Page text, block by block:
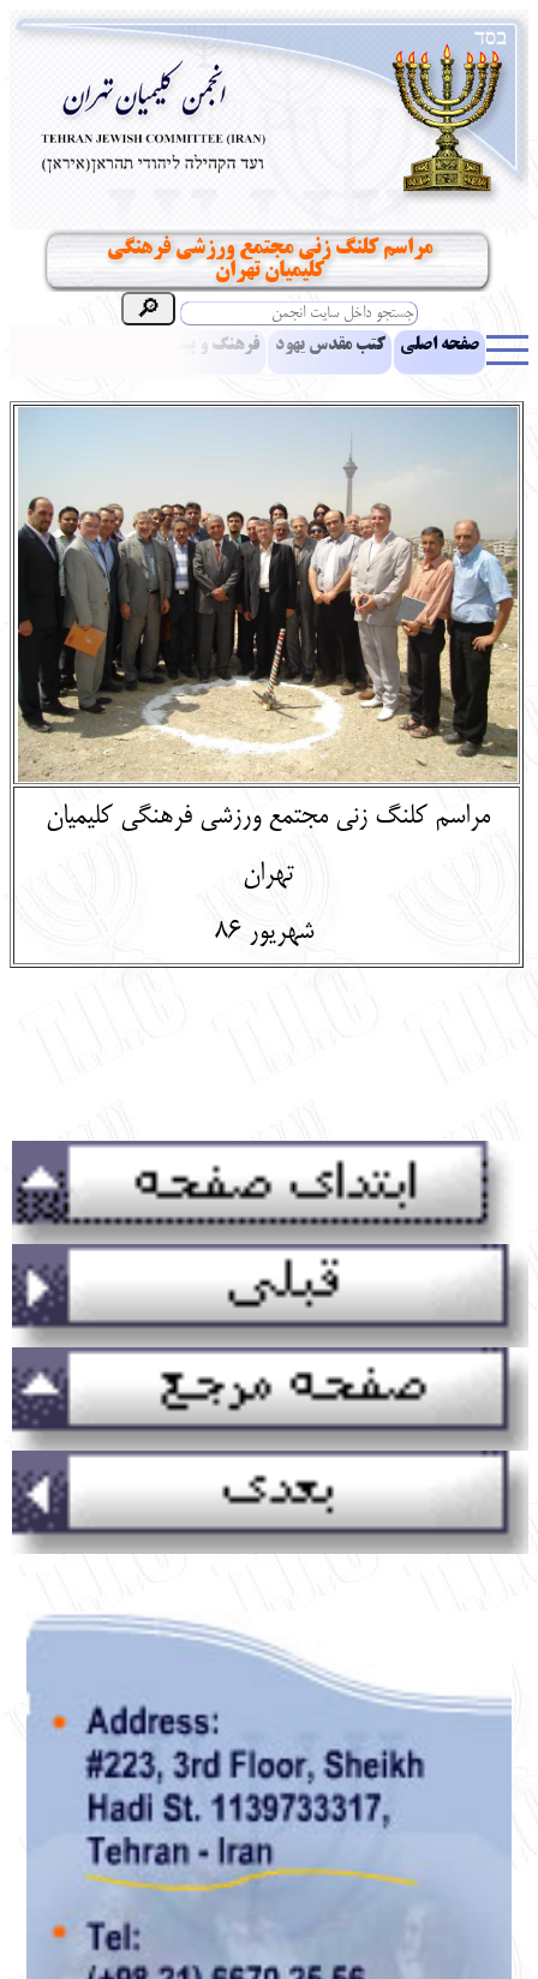
مراسم کلنگ زنی مجتمع ورزشی فرهنگی
کلیمیان تهران
صفحه اصلی کتب مقدس یهود فرهنگ و بینش یهود
ادبیات آموزش زبان عبری معرفی کتاب بناهای تاریخی
نرم‌افزار تحقیق
تماس باما پرسش و پاسخ انتقادات و پیشنهادات
English עברית
مراسم کلنگ زنی مجتمع ورزشی فرهنگی کلیمیان
تهران
شهریور 86